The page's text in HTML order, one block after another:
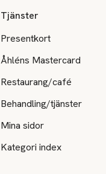
Tjänster
Presentkort
Åhléns Mastercard
Restaurang/café
Behandling/tjänster
Mina sidor
Kategori index